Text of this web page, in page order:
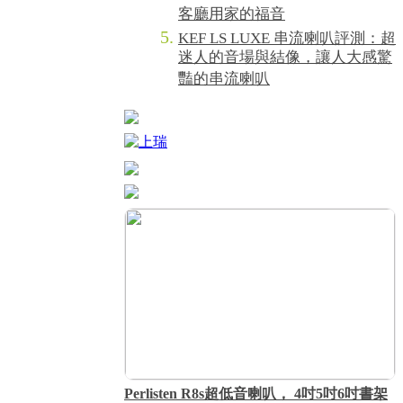
客廳用家的福音
KEF LS LUXE 串流喇叭評測：超
迷人的音場與結像，讓人大感驚
豔的串流喇叭
Perlisten R8s超低音喇叭， 4吋5吋6吋書架